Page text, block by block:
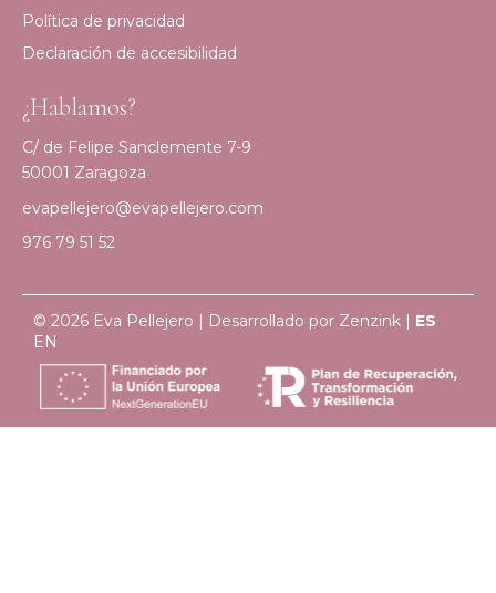
Política de privacidad
Declaración de accesibilidad
¿Hablamos?
C/ de Felipe Sanclemente 7-9
50001 Zaragoza
evapellejero@evapellejero.com
976 79 51 52
© 2026 Eva Pellejero | Desarrollado por Zenzink | ES
EN